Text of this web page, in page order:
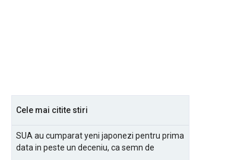
Cele mai citite stiri
SUA au cumparat yeni japonezi pentru prima
data in peste un deceniu, ca semn de